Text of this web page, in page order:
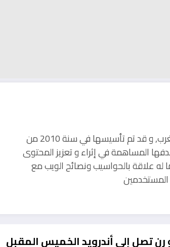
مدونة تقنية يوجد مقرها في المغرب, و قد تم تأسيسها في سنة 2010 من
المساهمة في إثراء و تعزيز المحتوى
له علاقة بالحواسيب ونصائح الويب مع
رن تصل إلى أندرويد الخميس المقبل